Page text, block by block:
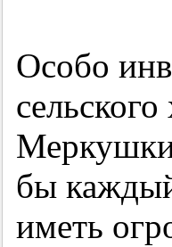
Особо
бы
иметь